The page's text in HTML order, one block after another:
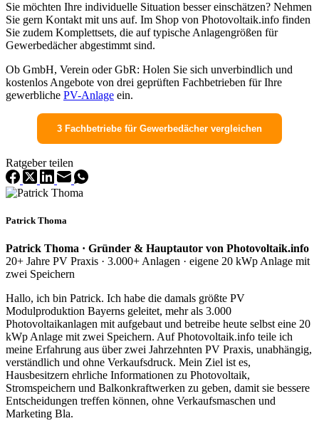
Sie möchten Ihre individuelle Situation besser einschätzen? Nehmen
Sie gern Kontakt mit uns auf. Im Shop von Photovoltaik.info finden
Sie zudem Komplettsets, die auf typische Anlagengrößen für
Gewerbedächer abgestimmt sind.
Ob GmbH, Verein oder GbR: Holen Sie sich unverbindlich und
kostenlos Angebote von drei geprüften Fachbetrieben für Ihre
gewerbliche PV-Anlage ein.
3 Fachbetriebe für Gewerbedächer vergleichen
Ratgeber teilen
Patrick Thoma
Patrick Thoma · Gründer & Hauptautor von Photovoltaik.info
20+ Jahre PV Praxis · 3.000+ Anlagen · eigene 20 kWp Anlage mit
zwei Speichern
Hallo, ich bin Patrick. Ich habe die damals größte PV
Modulproduktion Bayerns geleitet, mehr als 3.000
Photovoltaikanlagen mit aufgebaut und betreibe heute selbst eine 20
kWp Anlage mit zwei Speichern. Auf Photovoltaik.info teile ich
meine Erfahrung aus über zwei Jahrzehnten PV Praxis, unabhängig,
verständlich und ohne Verkaufsdruck. Mein Ziel ist es,
Hausbesitzern ehrliche Informationen zu Photovoltaik,
Stromspeichern und Balkonkraftwerken zu geben, damit sie bessere
Entscheidungen treffen können, ohne Verkaufsmaschen und
Marketing Bla.